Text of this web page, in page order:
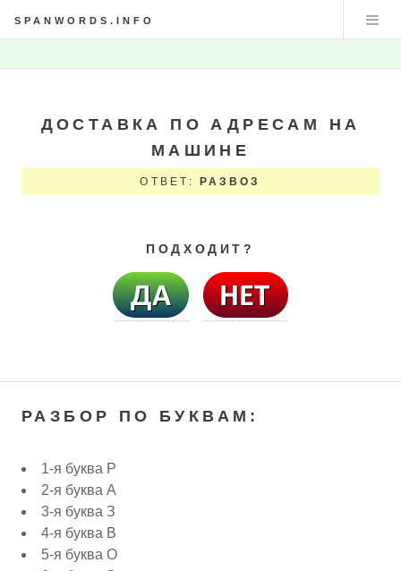
SPANWORDS.INFO
ДОСТАВКА ПО АДРЕСАМ НА
МАШИНЕ
ОТВЕТ: РАЗВОЗ
ПОДХОДИТ?
РАЗБОР ПО БУКВАМ:
1-я буква Р
2-я буква А
3-я буква З
4-я буква В
5-я буква О